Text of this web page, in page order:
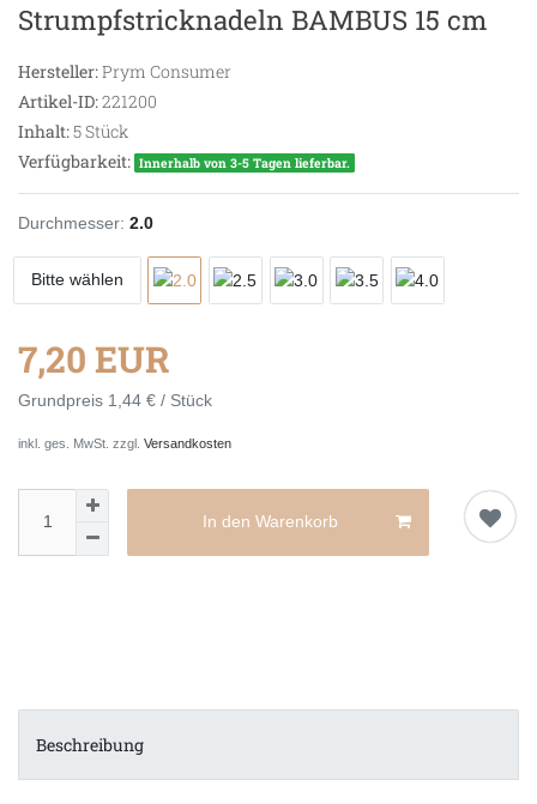
Strumpfstricknadeln BAMBUS 15 cm
Hersteller:Prym Consumer
Artikel-ID:221200
Inhalt:5Stück
Verfügbarkeit: Innerhalb von 3-5 Tagen lieferbar.
Durchmesser: 2.0
Bitte wählen
7,20 EUR
Grundpreis 1,44 € / Stück
inkl. ges. MwSt. zzgl. Versandkosten
In den Warenkorb
Beschreibung